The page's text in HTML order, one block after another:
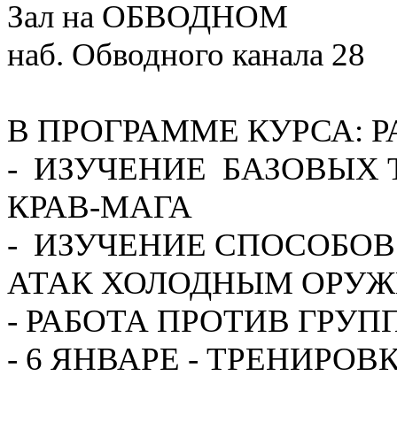
Зал на ОБВОДНОМ
наб. Обводного канала 28
В ПРОГРАММЕ КУРСА:
- ИЗУЧЕНИЕ БАЗОВЫХ
КРАВ-МАГА
- ИЗУЧЕНИЕ
АТАК ХОЛОДНЫМ
- РАБОТА ПРОТИВ
- 6 ЯНВАРЕ -